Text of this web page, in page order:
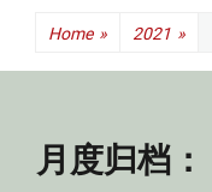
Home » 2021 »
月度归档：